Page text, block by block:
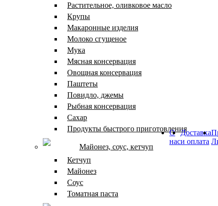
Растительное, оливковое масло
Крупы
Макаронные изделия
Молоко сгущеное
Мука
Мясная консервация
Овощная консервация
Паштеты
Повидло, джемы
Рыбная консервация
Сахар
Продукты быстрого приготовления
Майонез, соус, кетчуп
Кетчуп
Майонез
Соус
Томатная паста
О
нас
Доставка
и оплата